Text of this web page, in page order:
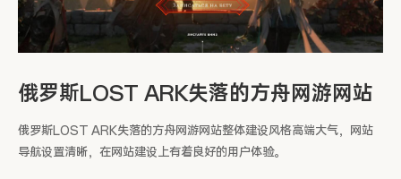
俄罗斯LOST ARK失落的方舟网游网站
俄罗斯LOST ARK失落的方舟网游网站整体建设风格高端大气，网站
导航设置清晰，在网站建设上有着良好的用户体验。